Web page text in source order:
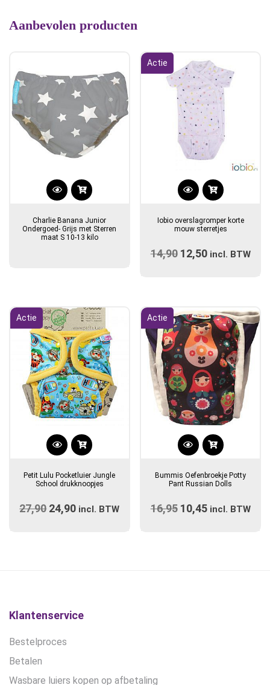
Aanbevolen producten
Charlie Banana Junior
Ondergoed- Grijs met Sterren
maat S 10-13 kilo
Actie
Dit
heeft
variaties.
gekozen
worden
op
de
productpagina
Iobio overslagromper korte
mouw sterretjes
14,90 Oorspronkelijke
12,50Huidige
incl. BTW
Actie
Petit Lulu Pocketluier Jungle
School drukknoopjes
27,90 Oorspronkelijke
24,90 Huidige
incl. BTW
Actie
Dit
heeft
variaties.
Bummis Oefenbroekje Potty
Pant Russian Dolls
16,95 Oorspronkelijke
10,45Huidige
incl. BTW
Klantenservice
Bestelproces
Betalen
Wasbare luiers kopen op afbetaling